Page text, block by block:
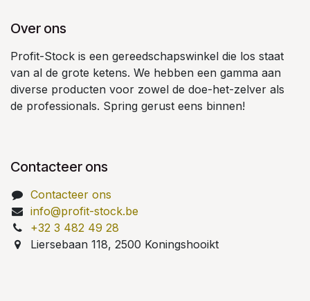
Over ons
Profit-Stock is een gereedschapswinkel die los staat
van al de grote ketens. We hebben een gamma aan
diverse producten voor zowel de doe-het-zelver als
de professionals. Spring gerust eens binnen!
Contacteer ons
Contacteer ons
info@profit-stock.be
+32 3 482 49 28
Liersebaan 118, 2500 Koningshooikt